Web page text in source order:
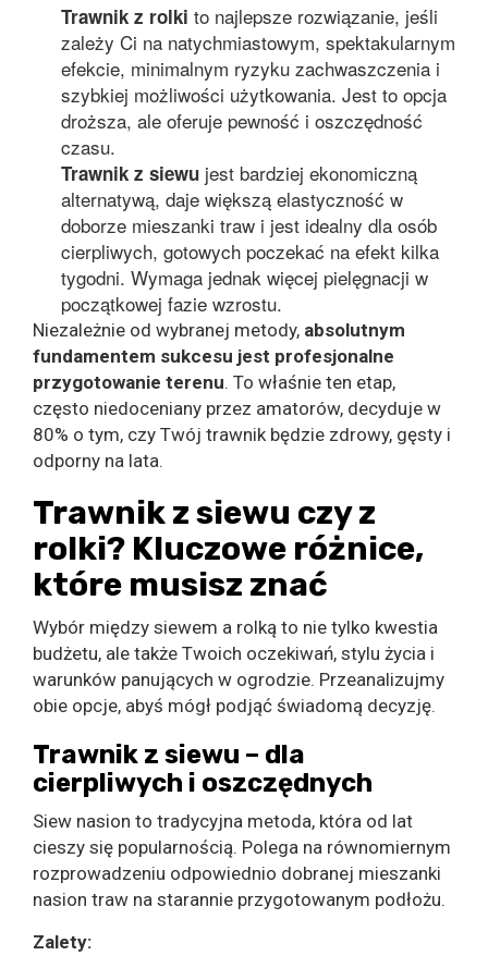
Trawnik z rolki to najlepsze rozwiązanie, jeśli
zależy Ci na natychmiastowym, spektakularnym
efekcie, minimalnym ryzyku zachwaszczenia i
szybkiej możliwości użytkowania. Jest to opcja
droższa, ale oferuje pewność i oszczędność
czasu.
Trawnik z siewujest bardziej ekonomiczną
alternatywą, daje większą elastyczność w
doborze mieszanki traw i jest idealny dla osób
cierpliwych, gotowych poczekać na efekt kilka
tygodni. Wymaga jednak więcej pielęgnacji w
początkowej fazie wzrostu.
Niezależnie od wybranej metody, absolutnym
fundamentem sukcesu jest profesjonalne
przygotowanie terenu. To właśnie ten etap,
często niedoceniany przez amatorów, decyduje w
80% o tym, czy Twój trawnik będzie zdrowy, gęsty i
odporny na lata.
Trawnik z siewu czy z
rolki? Kluczowe różnice,
które musisz znać
Wybór między siewem a rolką to nie tylko kwestia
budżetu, ale także Twoich oczekiwań, stylu życia i
warunków panujących w ogrodzie. Przeanalizujmy
obie opcje, abyś mógł podjąć świadomą decyzję.
Trawnik z siewu – dla
cierpliwych i oszczędnych
Siew nasion to tradycyjna metoda, która od lat
cieszy się popularnością. Polega na równomiernym
rozprowadzeniu odpowiednio dobranej mieszanki
nasion traw na starannie przygotowanym podłożu.
Zalety: